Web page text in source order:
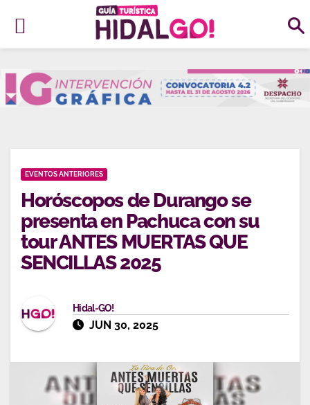
contenido
EVENTOS ANTERIORES
Horóscopos de Durango se
presenta en Pachuca con su
tour ANTES MUERTAS QUE
SENCILLAS 2025
Hidal-GO!
JUN 30, 2025